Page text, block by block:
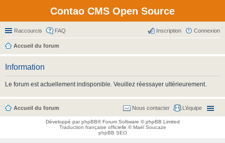
Contao CMS Open Source
Raccourcis FAQ Connexion
Inscription
Accueil du forum
Information
Le forum est actuellement indisponible. Veuillez réessayer ultérieurement.
Accueil du forum L’équipe
Nous contacter
Développé parphpBB® Forum Software © phpBB Limited
Traduction française officielle ©Maël Soucaze
phpBB SEO